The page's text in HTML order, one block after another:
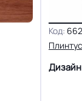
слоя
Код: